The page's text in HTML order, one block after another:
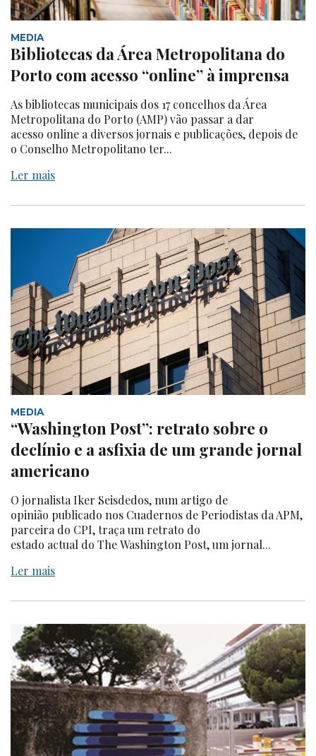
MEDIA
Bibliotecas da Área Metropolitana do
Porto com acesso “online” à imprensa
As bibliotecas municipais dos 17 concelhos da Área
Metropolitana do Porto (AMP) vão passar a dar
acesso online a diversos jornais e publicações, depois de
o Conselho Metropolitano ter...
Ler mais
MEDIA
“Washington Post”: retrato sobre o
declínio e a asfixia de um grande jornal
americano
O jornalista Iker Seisdedos, num artigo de
opinião publicado nos Cuadernos de Periodistas da APM,
parceira do CPI, traça um retrato do
estado actual do The Washington Post, um jornal...
Ler mais